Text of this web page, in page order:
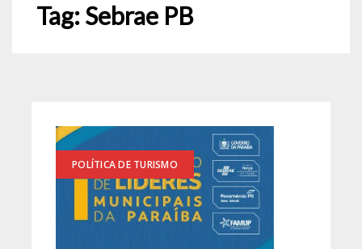
Tag:Sebrae PB
POLÍTICA DE TURISMO